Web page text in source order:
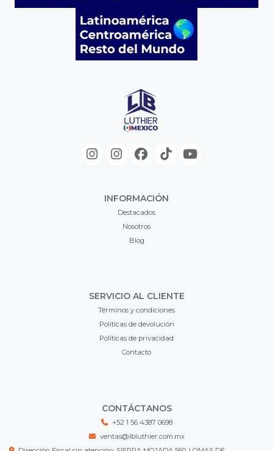
INFORMACIÓN
Destacados
Nosotros
Blog
SERVICIO AL CLIENTE
Términos y condiciones
Políticas de devolución
Políticas de privacidad
Contacto
CONTÁCTANOS
+52 1 56 4387 0698
ventas@lbluthier.com.mx